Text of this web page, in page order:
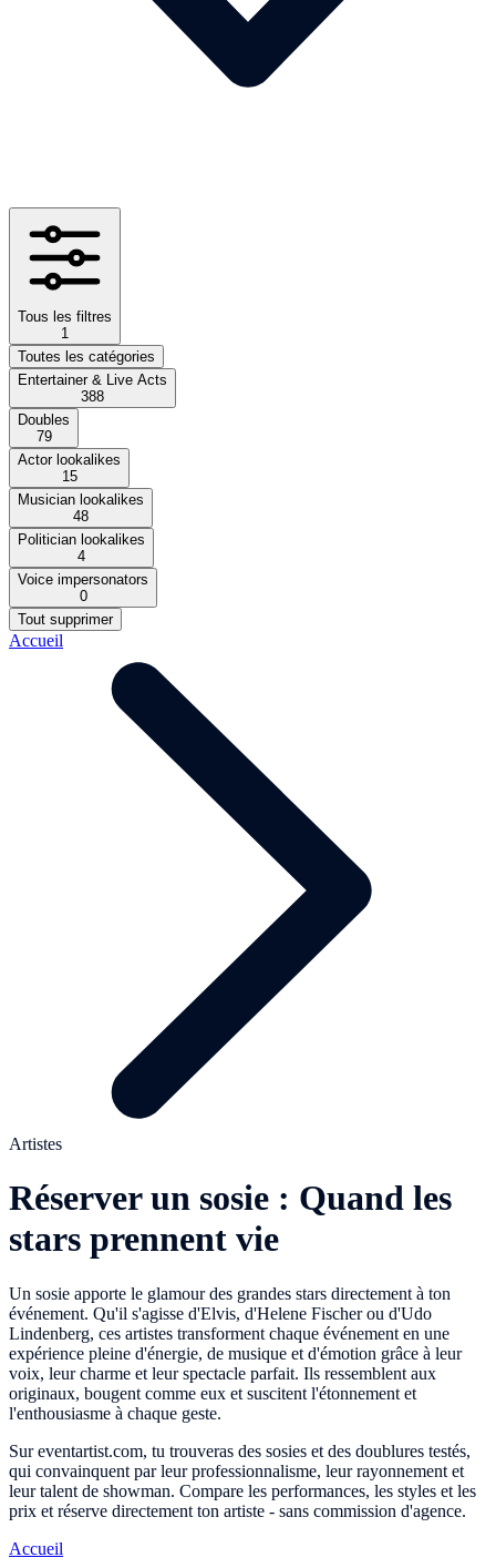
Tous les filtres
1
Toutes les catégories
Entertainer & Live Acts
388
Doubles
79
Actor lookalikes
15
Musician lookalikes
48
Politician lookalikes
4
Voice impersonators
0
Tout supprimer
Accueil
Artistes
Réserver un sosie : Quand les
stars prennent vie
Un sosie apporte le glamour des grandes stars directement à ton
événement. Qu'il s'agisse d'Elvis, d'Helene Fischer ou d'Udo
Lindenberg, ces artistes transforment chaque événement en une
expérience pleine d'énergie, de musique et d'émotion grâce à leur
voix, leur charme et leur spectacle parfait. Ils ressemblent aux
originaux, bougent comme eux et suscitent l'étonnement et
l'enthousiasme à chaque geste.
Sur eventartist.com, tu trouveras des sosies et des doublures testés,
qui convainquent par leur professionnalisme, leur rayonnement et
leur talent de showman. Compare les performances, les styles et les
prix et réserve directement ton artiste - sans commission d'agence.
Accueil